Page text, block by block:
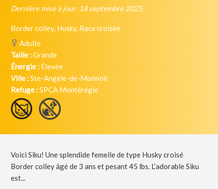
Dernière mise à jour: 18 septembre 2025
Border colley, Husky, Race croisée
Adulte
Taille :Grande
Énergie : Élevée
Ville :Ste-Angèle-de-Monnoir
Refuge :SPCA Montérégie
Voici Siku! Une splendide femelle de type Husky croisé
Border colley âgé de 3 ans et pesant 45 lbs. L’adorable Siku
est...